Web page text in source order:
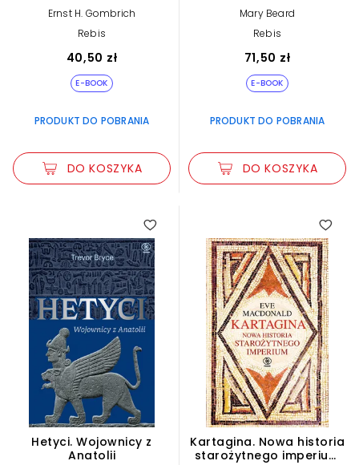
Ernst H. Gombrich
Rebis
40,50 zł
E-BOOK
PRODUKT DO POBRANIA
DO KOSZYKA
Mary Beard
Rebis
71,50 zł
E-BOOK
PRODUKT DO POBRANIA
DO KOSZYKA
Hetyci. Wojownicy z
Anatolii
Kartagina. Nowa historia
starożytnego imperium